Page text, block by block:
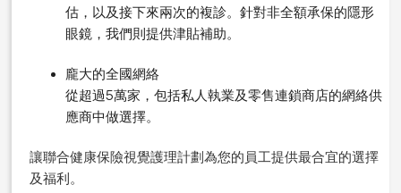
估，以及接下來兩次的複診。針對非全額承保的隱形
眼鏡，我們則提供津貼補助。
龐大的全國網絡
從超過5萬家，包括私人執業及零售連鎖商店的網絡供
應商中做選擇。
讓聯合健康保險視覺護理計劃為您的員工提供最合宜的選擇
及福利。